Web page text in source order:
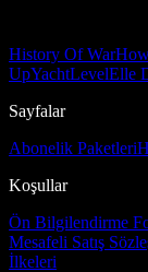
History Of War
UpYachtLevelElle
Sayfalar
Abonelik Paketleri
Koşullar
Ön Bilgilendirme
Mesafeli Satış
İlkeleri